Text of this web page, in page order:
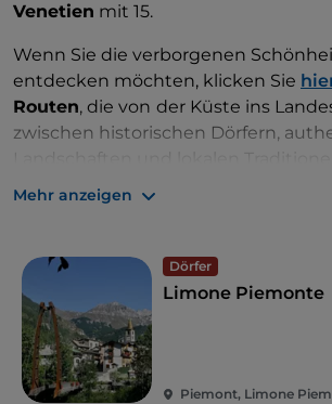
Venetien mit 15.
Wenn Sie die verborgenen
entdecken möchten, klicken Sie
Routen, die von der Küste ins
zwischen historischen Dörfern,
die
Verbindung zum Meer und
Mehr anzeigen
Dörfer
Limone Piemonte
Piemont, Limone